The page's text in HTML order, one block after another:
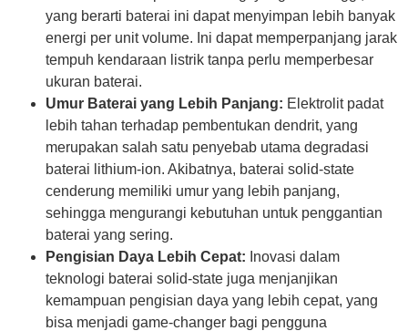
yang berarti baterai ini dapat menyimpan lebih banyak
energi per unit volume. Ini dapat memperpanjang jarak
tempuh kendaraan listrik tanpa perlu memperbesar
ukuran baterai.
Umur Baterai yang Lebih Panjang: Elektrolit padat
lebih tahan terhadap pembentukan dendrit, yang
merupakan salah satu penyebab utama degradasi
baterai lithium-ion. Akibatnya, baterai solid-state
cenderung memiliki umur yang lebih panjang,
sehingga mengurangi kebutuhan untuk penggantian
baterai yang sering.
Pengisian Daya Lebih Cepat: Inovasi dalam
teknologi baterai solid-state juga menjanjikan
kemampuan pengisian daya yang lebih cepat, yang
bisa menjadi game-changer bagi pengguna